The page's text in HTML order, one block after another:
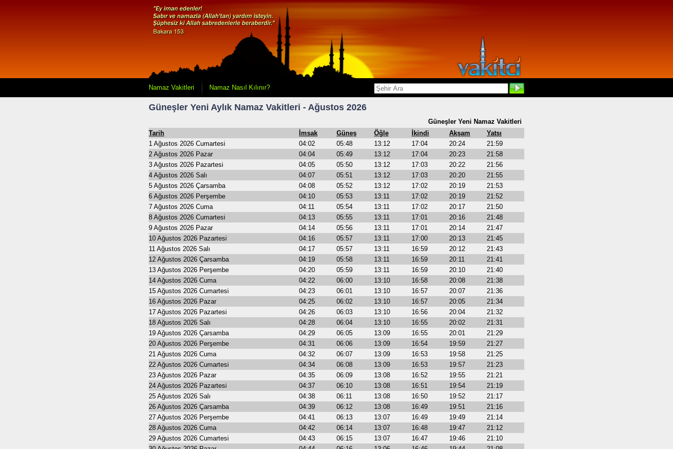
Namaz Vakitleri Namaz Nasıl Kılınır?
Güneşler Yeni Aylık Namaz Vakitleri - Ağustos 2026
Güneşler Yeni Namaz Vakitleri
Tarih
İmsak Güneş Öğle İkindi Akşam
Yatsı
1 Ağustos 2026 Cumartesi
04:02 05:48 13:12 17:04 20:24
21:59
2 Ağustos 2026 Pazar
04:04 05:49 13:12 17:04 20:23
21:58
3 Ağustos 2026 Pazartesi
04:05 05:50 13:12 17:03 20:22
21:56
4 Ağustos 2026 Salı
04:07 05:51 13:12 17:03 20:20
21:55
5 Ağustos 2026 Çarsamba
04:08 05:52 13:12 17:02 20:19
21:53
6 Ağustos 2026 Perşembe
04:10 05:53 13:11 17:02 20:19
21:52
7 Ağustos 2026 Cuma
04:11 05:54 13:11 17:02 20:17
21:50
8 Ağustos 2026 Cumartesi
04:13 05:55 13:11 17:01 20:16
21:48
9 Ağustos 2026 Pazar
04:14 05:56 13:11 17:01 20:14
21:47
10 Ağustos 2026 Pazartesi
04:16 05:57 13:11 17:00 20:13
21:45
11 Ağustos 2026 Salı
04:17 05:57 13:11 16:59 20:12
21:43
12 Ağustos 2026 Çarsamba
04:19 05:58 13:11 16:59 20:11
21:41
13 Ağustos 2026 Perşembe
04:20 05:59 13:11 16:59 20:10
21:40
14 Ağustos 2026 Cuma
04:22 06:00 13:10 16:58 20:08
21:38
15 Ağustos 2026 Cumartesi
04:23 06:01 13:10 16:57 20:07
21:36
16 Ağustos 2026 Pazar
04:25 06:02 13:10 16:57 20:05
21:34
17 Ağustos 2026 Pazartesi
04:26 06:03 13:10 16:56 20:04
21:32
18 Ağustos 2026 Salı
04:28 06:04 13:10 16:55 20:02
21:31
19 Ağustos 2026 Çarsamba
04:29 06:05 13:09 16:55 20:01
21:29
20 Ağustos 2026 Perşembe
04:31 06:06 13:09 16:54 19:59
21:27
21 Ağustos 2026 Cuma
04:32 06:07 13:09 16:53 19:58
21:25
22 Ağustos 2026 Cumartesi
04:34 06:08 13:09 16:53 19:57
21:23
23 Ağustos 2026 Pazar
04:35 06:09 13:08 16:52 19:55
21:21
24 Ağustos 2026 Pazartesi
04:37 06:10 13:08 16:51 19:54
21:19
25 Ağustos 2026 Salı
04:38 06:11 13:08 16:50 19:52
21:17
26 Ağustos 2026 Çarsamba
04:39 06:12 13:08 16:49 19:51
21:16
27 Ağustos 2026 Perşembe
04:41 06:13 13:07 16:49 19:49
21:14
28 Ağustos 2026 Cuma
04:42 06:14 13:07 16:48 19:47
21:12
29 Ağustos 2026 Cumartesi
04:43 06:15 13:07 16:47 19:46
21:10